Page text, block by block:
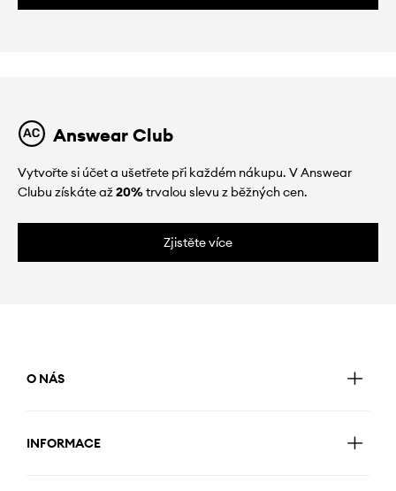
Answear Club
Vytvořte si účet a ušetřete při každém nákupu. V Answear
Clubu získáte až20%trvalou slevu z běžných cen.
Zjistěte více
O NÁS
INFORMACE